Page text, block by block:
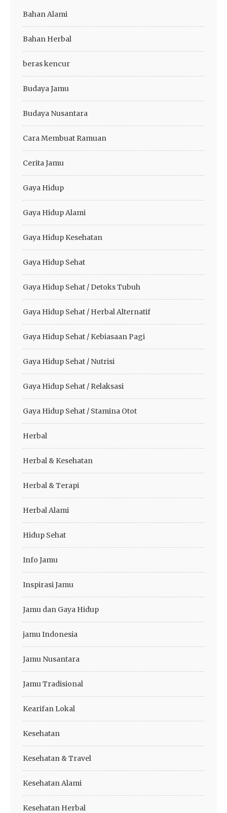
Bahan Alami
Bahan Herbal
beras kencur
Budaya Jamu
Budaya Nusantara
Cara Membuat Ramuan
Cerita Jamu
Gaya Hidup
Gaya Hidup Alami
Gaya Hidup Kesehatan
Gaya Hidup Sehat
Gaya Hidup Sehat / Detoks Tubuh
Gaya Hidup Sehat / Herbal Alternatif
Gaya Hidup Sehat / Kebiasaan Pagi
Gaya Hidup Sehat / Nutrisi
Gaya Hidup Sehat / Relaksasi
Gaya Hidup Sehat / Stamina Otot
Herbal
Herbal & Kesehatan
Herbal & Terapi
Herbal Alami
Hidup Sehat
Info Jamu
Inspirasi Jamu
Jamu dan Gaya Hidup
jamu Indonesia
Jamu Nusantara
Jamu Tradisional
Kearifan Lokal
Kesehatan
Kesehatan & Travel
Kesehatan Alami
Kesehatan Herbal